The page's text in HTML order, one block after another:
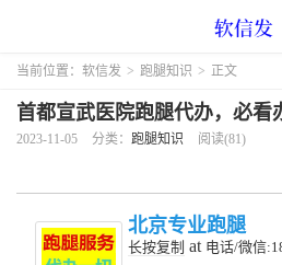
当前位置： 软信发 > 跑腿知识 > 正文
首都宣武医院跑腿代办，必看
2023-11-05 分类： 跑腿知识 阅读(81)
北京专业跑腿
长按复制 at 电话/微信